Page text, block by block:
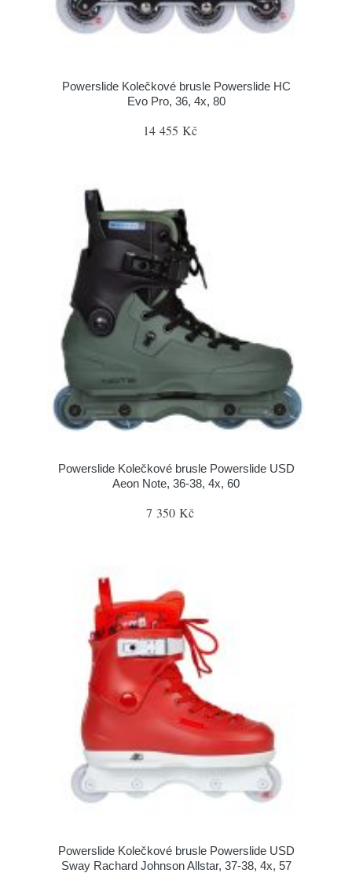
Powerslide Kolečkové brusle Powerslide HC
Evo Pro, 36, 4x, 80
14 455 Kč
Powerslide Kolečkové brusle Powerslide USD
Aeon Note, 36-38, 4x, 60
7 350 Kč
Powerslide Kolečkové brusle Powerslide USD
Sway Rachard Johnson Allstar, 37-38, 4x, 57